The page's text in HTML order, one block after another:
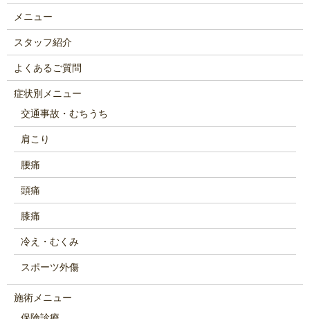
メニュー
スタッフ紹介
よくあるご質問
症状別メニュー
交通事故・むちうち
肩こり
腰痛
頭痛
膝痛
冷え・むくみ
スポーツ外傷
施術メニュー